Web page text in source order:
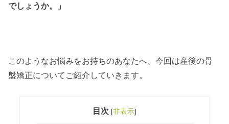
でしょうか。」
このようなお悩みをお持ちのあなたへ、今回は産後の骨
盤矯正についてご紹介していきます。
目次 [非表示]